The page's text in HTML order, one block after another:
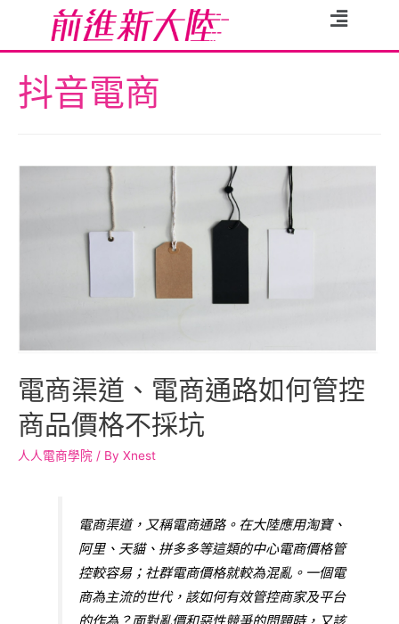
抖音電商
電商渠道、電商通路如何管控
商品價格不採坑
人人電商學院 / By Xnest
電商渠道，又稱電商通路。在大陸應用淘寶、
阿里、天貓、拼多多等這類的中心電商價格管
控較容易；社群電商價格就較為混亂。一個電
商為主流的世代，該如何有效管控商家及平台